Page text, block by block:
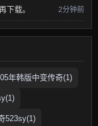
下载。 2分钟前
05年韩版中变传奇(1)
523sy(1)